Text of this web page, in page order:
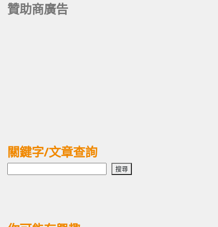
贊助商廣告
關鍵字/文章查詢
尋
搜尋